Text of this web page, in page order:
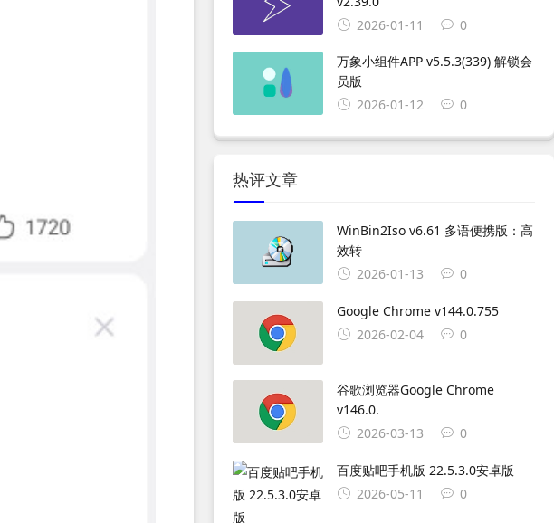
2026-01-11
0
万象小组件APP v5.5.3(339) 解锁会
员版
2026-01-12
0
热评文章
WinBin2Iso v6.61 多语便携版：高
效转
2026-01-13
0
Google Chrome v144.0.755
2026-02-04
0
谷歌浏览器Google Chrome
v146.0.
2026-03-13
0
百度贴吧手机版 22.5.3.0安卓版
2026-05-11
0